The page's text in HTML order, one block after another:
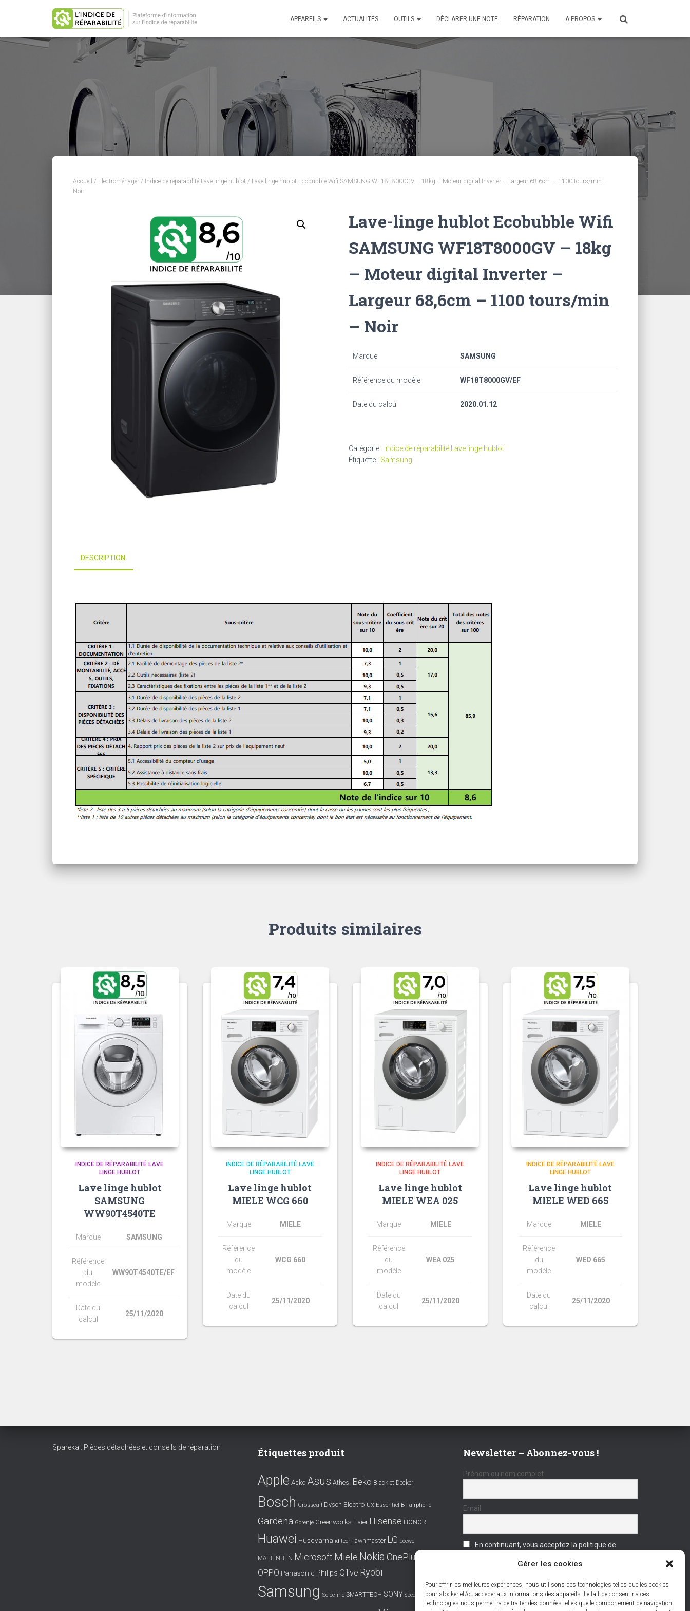
Gérer les cookies
Pour offrir les meilleures expériences, nous utilisons des technologies telles que les cookies
pour stocker et/ou accéder aux informations des appareils. Le fait de consentir à ces
technologies nous permettra de traiter des données telles que le comportement de navigation
APPAREILS ACTUALITÉS OUTILS DÉCLARER UNE NOTE RÉPARATION A PROPOS
Accueil / Electroménager / Indice de réparabilité Lave linge hublot / Lave-linge hublot Ecobubble Wifi SAMSUNG WF18T8000GV – 18kg – Moteur digital Inverter – Largeur 68,6cm – 1100 tours/min –
Noir
Lave-linge hublot Ecobubble Wifi
SAMSUNG WF18T8000GV – 18kg
– Moteur digital Inverter –
Largeur 68,6cm – 1100 tours/min
– Noir
Marque SAMSUNG
Référence du modèle WF18T8000GV/EF
Date du calcul 2020.01.12
Catégorie : Indice de réparabilité Lave linge hublot
Étiquette : Samsung
DESCRIPTION
Produits similaires
INDICE DE RÉPARABILITÉ LAVE
LINGE HUBLOT
Lave linge hublot
SAMSUNG
WW90T4540TE
Marque SAMSUNG
Référence
du
modèle
WW90T4540TE/EF
Date du
calcul
25/11/2020
INDICE DE RÉPARABILITÉ LAVE
LINGE HUBLOT
Lave linge hublot
MIELE WCG 660
Marque MIELE
Référence
du
modèle
WCG 660
Date du
calcul
25/11/2020
INDICE DE RÉPARABILITÉ LAVE
LINGE HUBLOT
Lave linge hublot
MIELE WEA 025
Marque MIELE
Référence
du
modèle
WEA 025
Date du
calcul
25/11/2020
INDICE DE RÉPARABILITÉ LAVE
LINGE HUBLOT
Lave linge hublot
MIELE WED 665
Marque MIELE
Référence
du
modèle
WED 665
Date du
calcul
25/11/2020
Spareka : Pièces détachées et conseils de réparation Étiquettes produit
Apple Asko Asus Athesi Beko Black et Decker
Bosch Crosscall Dyson Electrolux Essentiel B Fairphone
Gardena Gorenje Greenworks Haier Hisense HONOR
Huawei Husqvarna id tech lawnmaster LG Loewe
MAIBENBEN Microsoft Miele Nokia OnePlus
OPPO Panasonic Philips Qilive Ryobi
Samsung Selecline SMARTTECH SONY Spectralink
Newsletter – Abonnez-vous !
Prénom ou nom complet
Email
En continuant, vous acceptez la politique de